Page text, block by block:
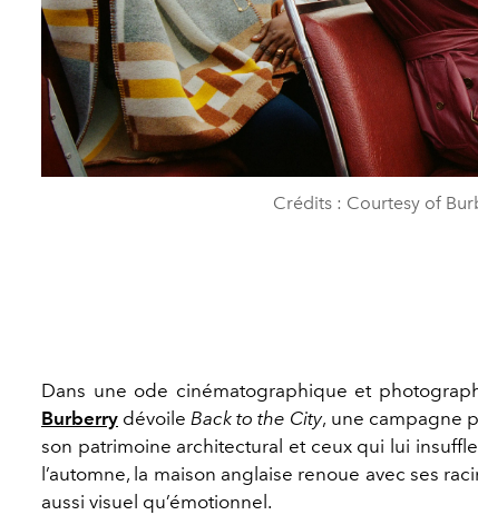
Crédits : Courtesy of
Dans une ode cinématographique et
Burberry dévoile Back to the City, une campagne
son patrimoine architectural et ceux qui lui
l’automne, la maison anglaise renoue avec ses
aussi visuel qu’émotionnel.